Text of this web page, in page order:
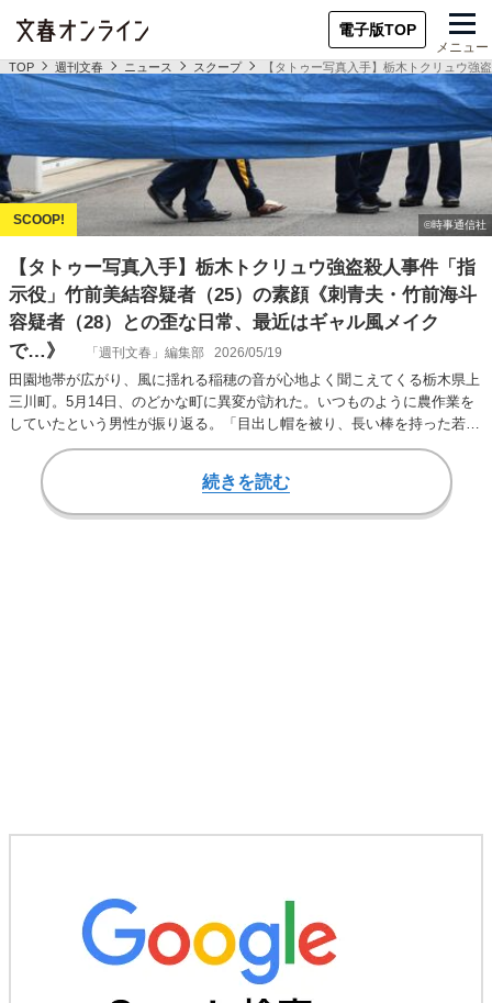
電子版TOP
メニュー
TOP 週刊文春 ニュース スクープ 【タトゥー写真入手】栃木トクリュウ
【タトゥー写真入手】栃木トクリュウ強盗殺人事件「指
示役」竹前美結容疑者（25）の素顔《刺青夫・竹前海斗
容疑者（28）との歪な日常、最近はギャル風メイク
で…》
「週刊文春」編集部 2026/05/19
田園地帯が広がり、風に揺れる稲穂の音が心地よく聞こえてくる栃木県上
三川町。5月14日、のどかな町に異変が訪れた。いつものように農作業を
していたという男性が振り返る。「目出し帽を被り、長い棒を持った若い
男性がウチの敷…
続きを読む